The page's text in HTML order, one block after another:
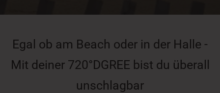
Egal ob am Beach oder in der Halle -
Mit deiner 720°DGREE bist du überall
unschlagbar